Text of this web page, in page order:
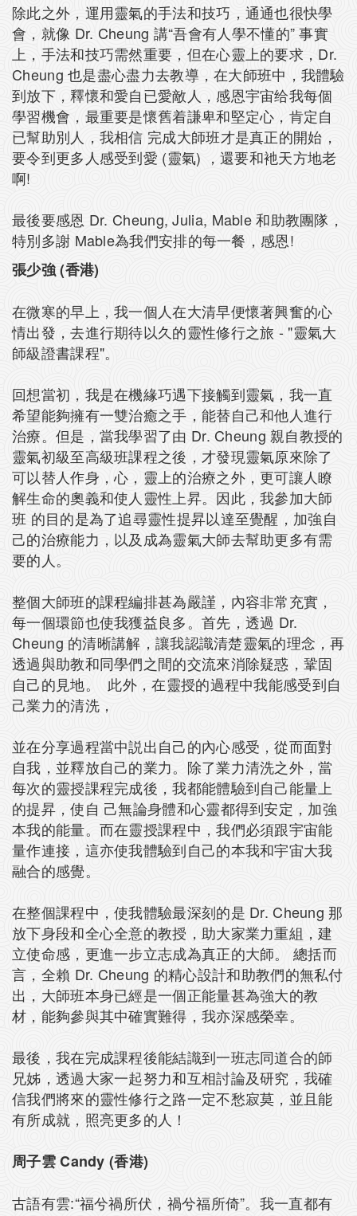
除此之外，運用靈氣的手法和技巧，通通也很快學
會，就像 Dr. Cheung 講“吾會有人學不懂的” 事實
上，手法和技巧需然重要，但在心靈上的要求，Dr.
Cheung 也是盡心盡力去教導，在大師班中，我體驗
到放下，釋懷和愛自已愛敵人，感恩宇宙给我每個
學習機會，最重要是懷舊着謙卑和堅定心，肯定自
已幫助別人，我相信 完成大師班才是真正的開始，
要令到更多人感受到愛 (靈氣) ，還要和衪天方地老
啊!
最後要感恩 Dr. Cheung, Julia, Mable 和助教團隊，
特別多謝 Mable為我們安排的每一餐，感恩!
張少強 (香港)
在微寒的早上，我一個人在大清早便懷著興奮的心
情出發，去進行期待以久的靈性修行之旅 - "靈氣大
師級證書課程"。
回想當初，我是在機緣巧遇下接觸到靈氣，我一直
希望能夠擁有一雙治癒之手，能替自己和他人進行
治療。但是，當我學習了由 Dr. Cheung 親自教授的
靈氣初級至高級班課程之後，才發現靈氣原來除了
可以替人作身，心，靈上的治療之外，更可讓人瞭
解生命的奧義和使人靈性上昇。因此，我參加大師
班 的目的是為了追尋靈性提昇以達至覺醒，加強自
己的治療能力，以及成為靈氣大師去幫助更多有需
要的人。
整個大師班的課程編排甚為嚴謹，內容非常充實，
每一個環節也使我獲益良多。首先，透過 Dr.
Cheung 的清晰講解，讓我認識清楚靈氣的理念，再
透過與助教和同學們之間的交流來消除疑惑，鞏固
自己的見地。 此外，在靈授的過程中我能感受到自
己業力的清洗，
並在分享過程當中説出自己的內心感受，從而面對
自我，並釋放自己的業力。除了業力清洗之外，當
每次的靈授課程完成後，我都能體驗到自己能量上
的提昇，使自 己無論身體和心靈都得到安定，加強
本我的能量。而在靈授課程中，我們必須跟宇宙能
量作連接，這亦使我體驗到自己的本我和宇宙大我
融合的感覺。
在整個課程中，使我體驗最深刻的是 Dr. Cheung 那
放下身段和全心全意的教授，助大家業力重組，建
立使命感，更進一步立志成為真正的大師。 總括而
言，全賴 Dr. Cheung 的精心設計和助教們的無私付
出，大師班本身已經是一個正能量甚為強大的教
材，能夠參與其中確實難得，我亦深感榮幸。
最後，我在完成課程後能結識到一班志同道合的師
兄姊，透過大家一起努力和互相討論及研究，我確
信我們將來的靈性修行之路一定不愁寂莫，並且能
有所成就，照亮更多的人！
周子雲 Candy (香港)
古語有雲:“福兮禍所伏，禍兮福所倚”。我一直都有